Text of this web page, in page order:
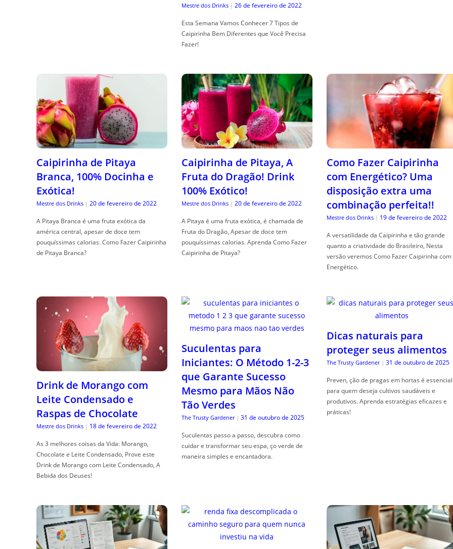
Mestre dos Drinks | 26 de fevereiro de 2022
Esta Semana Vamos Conhecer 7 Tipos de
Caipirinha Bem Diferentes que Você Precisa
Fazer!
Caipirinha de Pitaya
Branca, 100% Docinha e
Exótica!
Mestre dos Drinks | 20 de fevereiro de 2022
A Pitaya Branca é uma fruta exótica da
américa central, apesar de doce tem
pouquíssimas calorias. Como Fazer Caipirinha
de Pitaya Branca?
Caipirinha de Pitaya, A
Fruta do Dragão! Drink
100% Exótico!
Mestre dos Drinks | 20 de fevereiro de 2022
A Pitaya é uma fruta exótica, é chamada de
Fruta do Dragão, Apesar de doce tem
pouquíssimas calorias. Aprenda Como Fazer
Caipirinha de Pitaya?
Como Fazer Caipirinha
com Energético? Uma
disposição extra uma
combinação perfeita!!
Mestre dos Drinks | 19 de fevereiro de 2022
A versatilidade da Caipirinha e tão grande
quanto a criatividade do Brasileiro, Nesta
versão veremos Como Fazer Caipirinha com
Energético.
Drink de Morango com
Leite Condensado e
Raspas de Chocolate
Mestre dos Drinks | 18 de fevereiro de 2022
As 3 melhores coisas da Vida: Morango,
Chocolate e Leite Condensado, Prove este
Drink de Morango com Leite Condensado, A
Bebida dos Deuses!
Suculentas para
Iniciantes: O Método 1-2-3
que Garante Sucesso
Mesmo para Mãos Não
Tão Verdes
The Trusty Gardener | 31 de outubro de 2025
Suculentas passo a passo, descubra como
cuidar e transformar seu espa, ço verde de
maneira simples e encantadora.
Dicas naturais para
proteger seus alimentos
The Trusty Gardener | 31 de outubro de 2025
Preven, ção de pragas em hortas é essencial
para quem deseja cultivos saudáveis e
produtivos. Aprenda estratégias eficazes e
práticas!